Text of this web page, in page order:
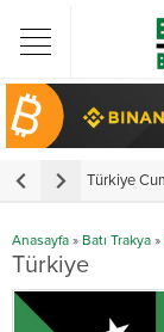
Anasayfa » Batı Trakya »
Türkiye